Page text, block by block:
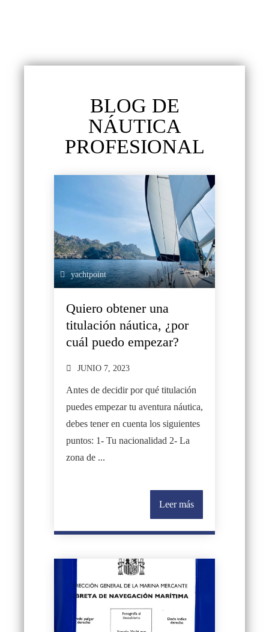
BLOG DE
NÁUTICA
PROFESIONAL
yachtpoint 0
Quiero obtener una
titulación náutica, ¿por
cuál puedo empezar?
JUNIO 7, 2023
Antes de decidir por qué titulación
puedes empezar tu aventura náutica,
debes tener en cuenta los siguientes
puntos: 1- Tu nacionalidad 2- La
zona de ...
Leer más